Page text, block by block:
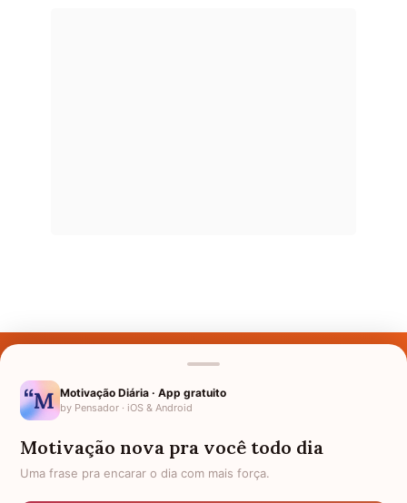
Nomes pelo Mundo
Política de Privacidade
Motivação Diária · App gratuito
by Pensador · iOS & Android
Motivação nova pra você todo dia
Uma frase pra encarar o dia com mais força.